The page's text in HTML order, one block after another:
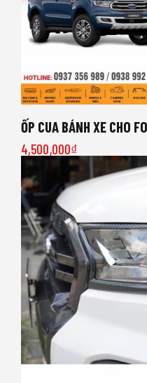
ỐP CUA BÁNH XE CHO
4,500,000₫